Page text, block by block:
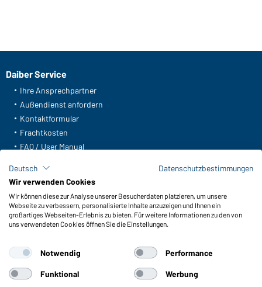
Daiber Service
Ihre Ansprechpartner
Außendienst anfordern
Kontaktformular
Frachtkosten
FAQ / User Manual
Meldeportal nach Hinweisgeberschutz
Funktionen & Pflege
Produkteigenschaften
Pflegehinweise
Farben
Deutsch
Datenschutzbestimmungen
Wir verwenden Cookies
Wir können diese zur Analyse unserer Besucherdaten platzieren, um unsere
Webseite zu verbessern, personalisierte Inhalte anzuzeigen und Ihnen ein
großartiges Webseiten-Erlebnis zu bieten. Für weitere Informationen zu den von
uns verwendeten Cookies öffnen Sie die Einstellungen.
Notwendig Performance
Funktional Werbung